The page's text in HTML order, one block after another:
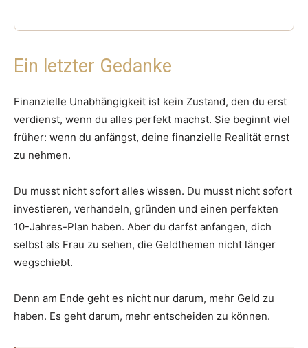
Ein letzter Gedanke
Finanzielle Unabhängigkeit ist kein Zustand, den du erst
verdienst, wenn du alles perfekt machst. Sie beginnt viel
früher: wenn du anfängst, deine finanzielle Realität ernst
zu nehmen.
Du musst nicht sofort alles wissen. Du musst nicht sofort
investieren, verhandeln, gründen und einen perfekten
10-Jahres-Plan haben. Aber du darfst anfangen, dich
selbst als Frau zu sehen, die Geldthemen nicht länger
wegschiebt.
Denn am Ende geht es nicht nur darum, mehr Geld zu
haben. Es geht darum, mehr entscheiden zu können.